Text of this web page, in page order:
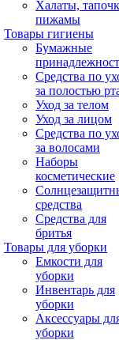
Халаты,
пижамы
Товары гигиены
Бумажные
Средства по
за полостью
Уход за телом
Уход за лицом
Средства по
за волосами
Наборы
косметические
средства
Средства для
бритья
Товары для уборки
Емкости для
уборки
Инвентарь для
уборки
Аксессуары
уборки